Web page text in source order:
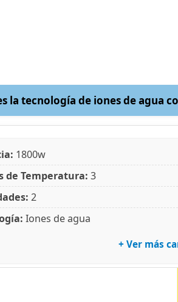
la tecnología de iones de agua
1800w
de Temperatura: 3
2
Iones de agua
+ Ver más